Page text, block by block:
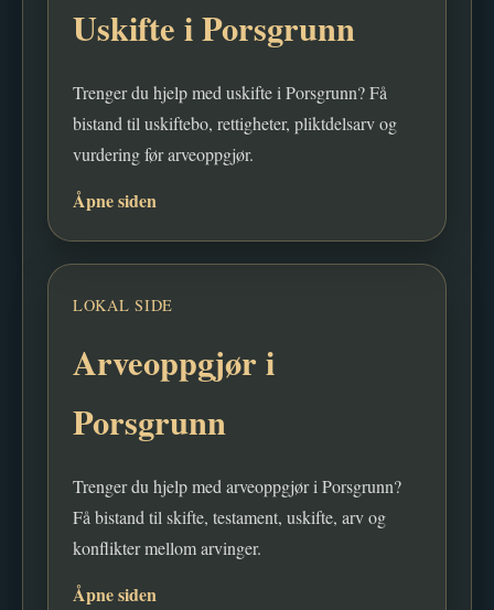
Uskifte i Porsgrunn
Trenger du hjelp med uskifte i Porsgrunn? Få
bistand til uskiftebo, rettigheter, pliktdelsarv og
vurdering før arveoppgjør.
Åpne siden
LOKAL SIDE
Arveoppgjør i
Porsgrunn
Trenger du hjelp med arveoppgjør i Porsgrunn?
Få bistand til skifte, testament, uskifte, arv og
konflikter mellom arvinger.
Åpne siden